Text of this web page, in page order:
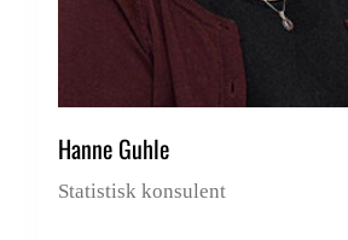
Hanne Guhle
Statistisk konsulent